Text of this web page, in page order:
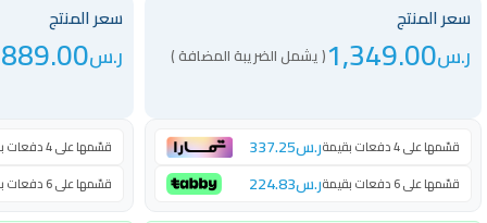
سعر المنتج
ر.س1,349.00( يشمل الضريبة المضافة )
قسّمها على 4 دفعات بقيمة ر.س337.25
قسّمها على 6 دفعات بقيمة ر.س224.83
سعر المنتج
ر.س
قسّمها على 4 دفعات بقيمة
قسّمها على 6 دفعات بقيمة